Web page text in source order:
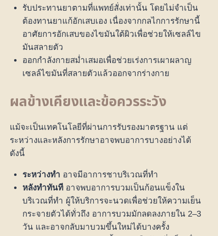
รับประทานยาตามที่แพทย์สั่งเท่านั้น โดยไม่จำเป็น
ต้องทานยาแก้อักเสบเอง เนื่องจากกลไกการรักษานี้
อาศัยการอักเสบของไขมันใต้ผิวเพื่อช่วยให้เซลล์ไข
มันสลายตัว
ออกกำลังกายสม่ำเสมอเพื่อช่วยเร่งการเผาผลาญ
เซลล์ไขมันที่สลายตัวแล้วออกจากร่างกาย
ผลข้างเคียงและข้อควรระวัง
แม้จะเป็นเทคโนโลยีที่ผ่านการรับรองมาตรฐาน แต่
ระหว่างและหลังการรักษาอาจพบอาการบางอย่างได้
ดังนี้
ระหว่างทำ อาจมีอาการชาบริเวณที่ทำ
หลังทำทันทีอาจพบอาการบวมเป็นก้อนแข็งใน
บริเวณที่ทำ ผู้ให้บริการจะนวดเพื่อช่วยให้ความเย็น
กระจายตัวได้ทั่วถึง อาการบวมมักลดลงภายใน 2–3
วัน และอาจกลับมาบวมขึ้นใหม่ได้บางครั้ง